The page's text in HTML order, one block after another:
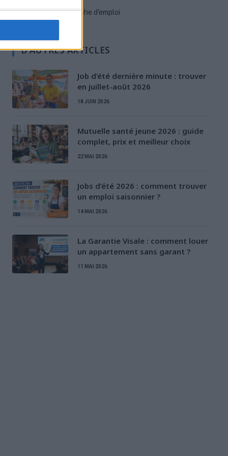
Stratégies de recherche d'emploi
D'AUTRES ARTICLES
Job d’été dernière minute : trouver
en juillet-août 2026
18 JUIN 2026
Mutuelle santé jeune 2026 : guide
complet, prix et meilleur choix
22 MAI 2026
Jobs d’été 2026 : comment trouver
un emploi saisonnier ?
14 MAI 2026
La Garantie Visale : comment louer
un appartement sans garant ?
11 MAI 2026